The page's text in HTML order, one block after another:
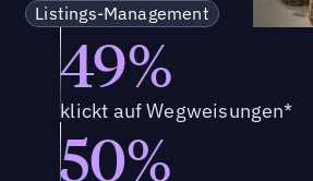
Listings-Management
49%
klickt auf Wegweisungen*
50%